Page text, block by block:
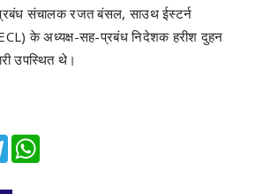
संचालक रजत बंसल, साउथ ईस्टर्न
के अध्यक्ष-सह-प्रबंध निदेशक हरीश दुहन
उपस्थित थे।
Telegram